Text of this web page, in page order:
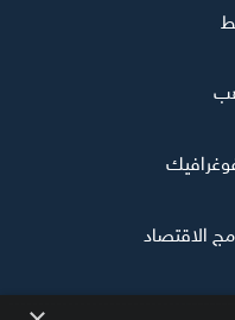
الاقتصاد